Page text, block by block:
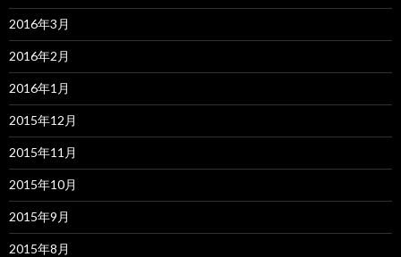
2016年3月
2016年2月
2016年1月
2015年12月
2015年11月
2015年10月
2015年9月
2015年8月